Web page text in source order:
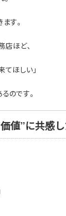
す。
店ほど、
てほしい」
のです。
値”に共感